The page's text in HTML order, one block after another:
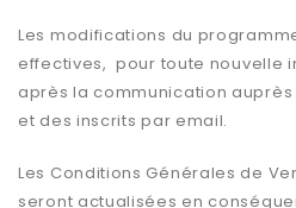
Les modifications du
effectives, pour toute nouvelle
après la communication
et des inscrits par email.
Les Conditions Générales de
seront actualisées en